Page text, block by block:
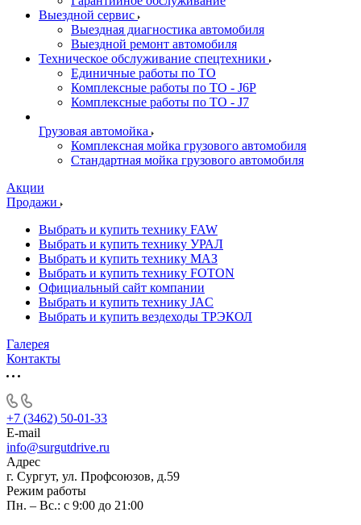
Выездной сервис
Выездная диагностика автомобиля
Выездной ремонт автомобиля
Техническое обслуживание спецтехники
Единичные работы по ТО
Комплексные работы по ТО - J6P
Комплексные работы по ТО - J7
Грузовая автомойка
Комплексная мойка грузового автомобиля
Стандартная мойка грузового автомобиля
Акции
Продажи
Выбрать и купить технику FAW
Выбрать и купить технику УРАЛ
Выбрать и купить технику МАЗ
Выбрать и купить технику FOTON
Официальный сайт компании
Выбрать и купить технику JAC
Выбрать и купить вездеходы ТРЭКОЛ
Галерея
Контакты
+7 (3462) 50-01-33
E-mail
info@surgutdrive.ru
Адрес
г. Сургут, ул. Профсоюзов, д.59
Режим работы
Пн. – Вс.: с 9:00 до 21:00